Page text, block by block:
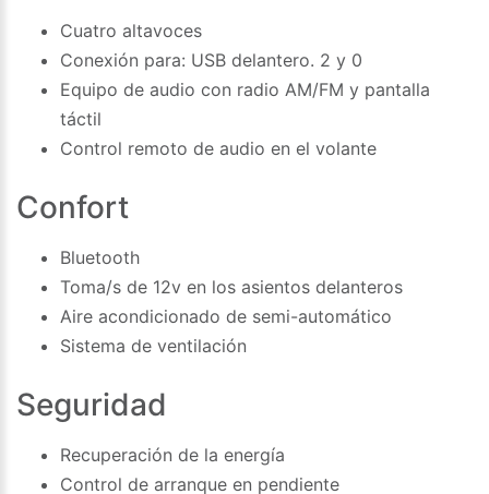
Cuatro altavoces
Conexión para: USB delantero. 2 y 0
Equipo de audio con radio AM/FM y pantalla
táctil
Control remoto de audio en el volante
Confort
Bluetooth
Toma/s de 12v en los asientos delanteros
Aire acondicionado de semi-automático
Sistema de ventilación
Seguridad
Recuperación de la energía
Control de arranque en pendiente